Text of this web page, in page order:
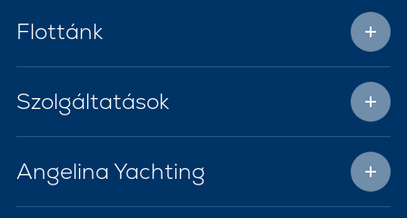
Flottánk
Szolgáltatások
Angelina Yachting